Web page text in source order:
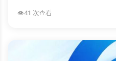
👁️41 次查看